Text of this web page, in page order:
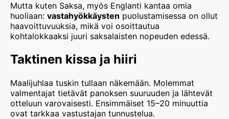
Mutta kuten Saksa, myös Englanti kantaa omia
huoliaan: vastahyökkäysten puolustamisessa on ollut
haavoittuvuuksia, mikä voi osoittautua
kohtalokkaaksi juuri saksalaisten nopeuden edessä.
Taktinen kissa ja hiiri
Maalijuhlaa tuskin tullaan näkemään. Molemmat
valmentajat tietävät panoksen suuruuden ja lähtevät
otteluun varovaisesti. Ensimmäiset 15–20 minuuttia
ovat tarkkaa vastustajan tunnustelua.